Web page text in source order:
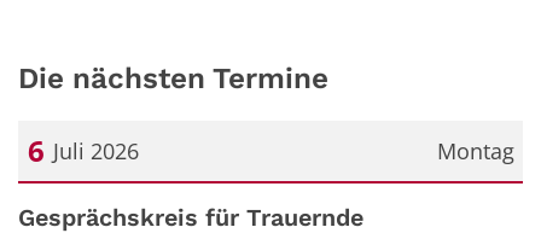
Die nächsten Termine
Montag
6 Juli 2026
Datum: 6. Juli 2026
Gesprächskreis für Trauernde